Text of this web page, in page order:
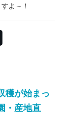
よ～！
穫が始まっ
・産地直